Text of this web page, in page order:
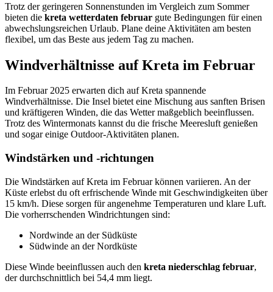
Trotz der geringeren Sonnenstunden im Vergleich zum Sommer
bieten die kreta wetterdaten februar gute Bedingungen für einen
abwechslungsreichen Urlaub. Plane deine Aktivitäten am besten
flexibel, um das Beste aus jedem Tag zu machen.
Windverhältnisse auf Kreta im Februar
Im Februar 2025 erwarten dich auf Kreta spannende
Windverhältnisse. Die Insel bietet eine Mischung aus sanften Brisen
und kräftigeren Winden, die das Wetter maßgeblich beeinflussen.
Trotz des Wintermonats kannst du die frische Meeresluft genießen
und sogar einige Outdoor-Aktivitäten planen.
Windstärken und -richtungen
Die Windstärken auf Kreta im Februar können variieren. An der
Küste erlebst du oft erfrischende Winde mit Geschwindigkeiten über
15 km/h. Diese sorgen für angenehme Temperaturen und klare Luft.
Die vorherrschenden Windrichtungen sind:
Nordwinde an der Südküste
Südwinde an der Nordküste
Diese Winde beeinflussen auch den kreta niederschlag februar,
der durchschnittlich bei 54,4 mm liegt.